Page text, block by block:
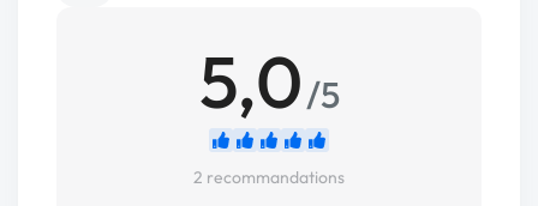
5,0/5
2 recommandations